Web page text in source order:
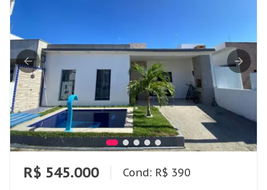
R$ 545.000 Cond: R$ 390